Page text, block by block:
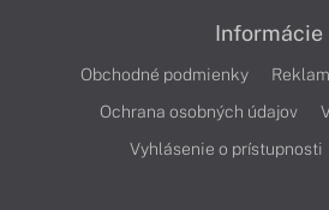
Informácie
Obchodné podmienky
Ochrana osobných údajov
Vyhlásenie o prístupnosti